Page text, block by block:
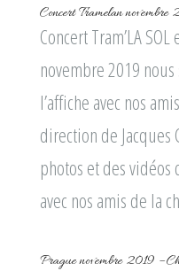
Concert Tramelan novembre
Concert Tram’LA
novembre 2019
l’affiche avec nos
direction de Jacques
photos et des vidéos
avec nos amis de la
Prague novembre 2019 –